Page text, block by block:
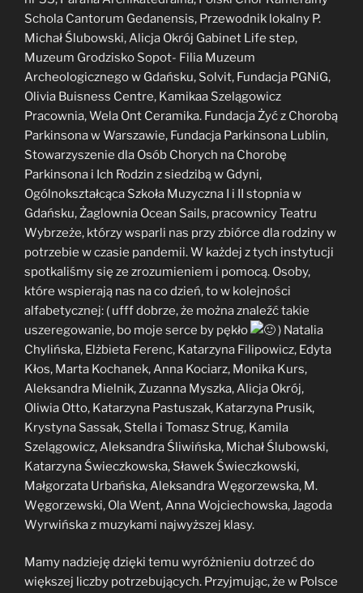
Schola Cantorum Gedanensis, Przewodnik lokalny P.
Michał Ślubowski, Alicja Okrój Gabinet Life step,
Muzeum Grodzisko Sopot- Filia Muzeum
Archeologicznego w Gdańsku, Solvit, Fundacja PGNiG,
Olivia Buisness Centre, Kamikaa Szelągowicz
Pracownia, Wela Ont Ceramika. Fundacja Żyć z Chorobą
Parkinsona w Warszawie, Fundacja Parkinsona Lublin,
Stowarzyszenie dla Osób Chorych na Chorobę
Parkinsona i Ich Rodzin z siedzibą w Gdyni,
Ogólnokształcąca Szkoła Muzyczna I i II stopnia w
Gdańsku, Żaglownia Ocean Sails, pracownicy Teatru
Wybrzeże, którzy wsparli nas przy zbiórce dla rodziny w
potrzebie w czasie pandemii. W każdej z tych instytucji
spotkaliśmy się ze zrozumieniem i pomocą. Osoby,
które wspierają nas na co dzień, to w kolejności
alfabetycznej: ( ufff dobrze, że można znaleźć takie
uszeregowanie, bo moje serce by pękło
) Natalia
Chylińska, Elżbieta Ferenc, Katarzyna Filipowicz, Edyta
Kłos, Marta Kochanek, Anna Kociarz, Monika Kurs,
Aleksandra Mielnik, Zuzanna Myszka, Alicja Okrój,
Oliwia Otto, Katarzyna Pastuszak, Katarzyna Prusik,
Krystyna Sassak, Stella i Tomasz Strug, Kamila
Szelągowicz, Aleksandra Śliwińska, Michał Ślubowski,
Katarzyna Świeczkowska, Sławek Świeczkowski,
Małgorzata Urbańska, Aleksandra Węgorzewska, M.
Węgorzewski, Ola Went, Anna Wojciechowska, Jagoda
Wyrwińska z muzykami najwyższej klasy.
Mamy nadzieję dzięki temu wyróżnieniu dotrzeć do
większej liczby potrzebujących. Przyjmując, że w Polsce